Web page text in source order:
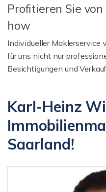
Weiler,
Profitieren Sie
how
Individueller Maklerservice
für uns nicht nur
Besichtigungen und
Karl-Heinz
Saarland!